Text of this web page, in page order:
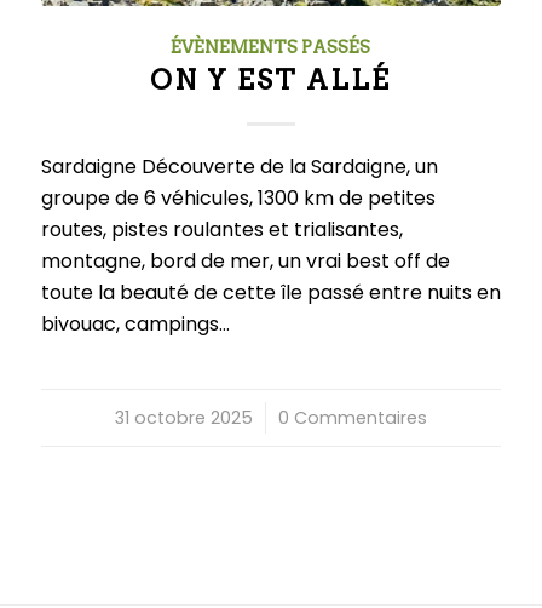
ÉVÈNEMENTS PASSÉS
ON Y EST ALLÉ
Sardaigne Découverte de la Sardaigne, un
groupe de 6 véhicules, 1300 km de petites
routes, pistes roulantes et trialisantes,
montagne, bord de mer, un vrai best off de
toute la beauté de cette île passé entre nuits en
bivouac, campings…
31 octobre 2025
/ 0 Commentaires